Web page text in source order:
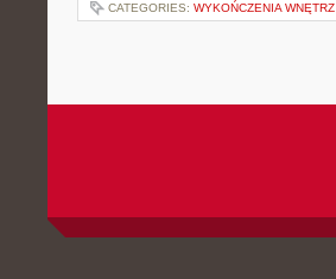
CATEGORIES: WYKOŃCZENIA WNĘTRZ